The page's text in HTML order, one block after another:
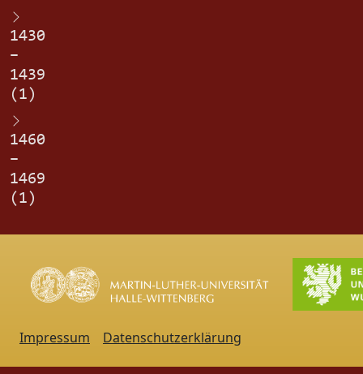
1430
–
1439
(1)
1460
–
1469
(1)
Impressum Datenschutzerklärung